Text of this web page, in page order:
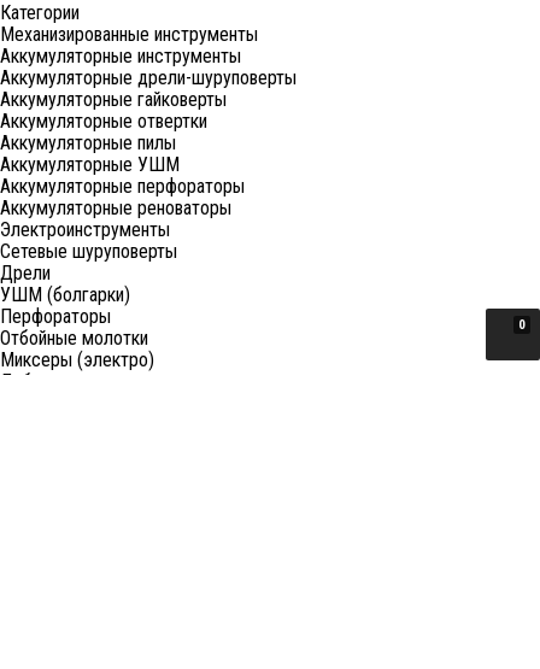
0
Категории
Механизированные инструменты
Аккумуляторные инструменты
Аккумуляторные дрели-шуруповерты
Аккумуляторные гайковерты
Аккумуляторные отвертки
Аккумуляторные пилы
Аккумуляторные УШМ
Аккумуляторные перфораторы
Аккумуляторные реноваторы
Электроинструменты
Сетевые шуруповерты
Дрели
УШМ (болгарки)
Перфораторы
Отбойные молотки
Миксеры (электро)
Лобзики